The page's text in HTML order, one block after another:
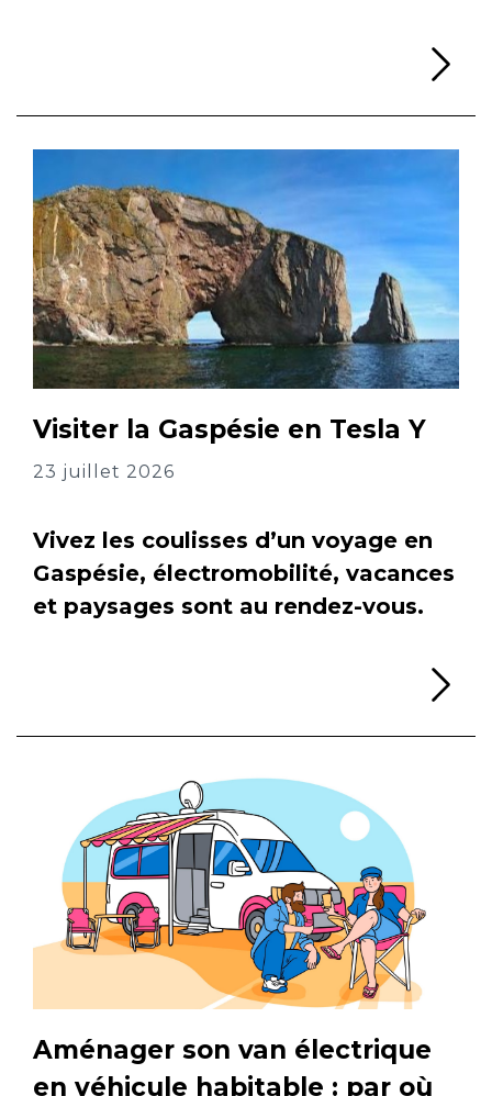
Visiter la Gaspésie en Tesla Y
23 juillet 2026
Vivez les coulisses d’un voyage en
Gaspésie, électromobilité, vacances
et paysages sont au rendez-vous.
Aménager son van électrique
en véhicule habitable : par où